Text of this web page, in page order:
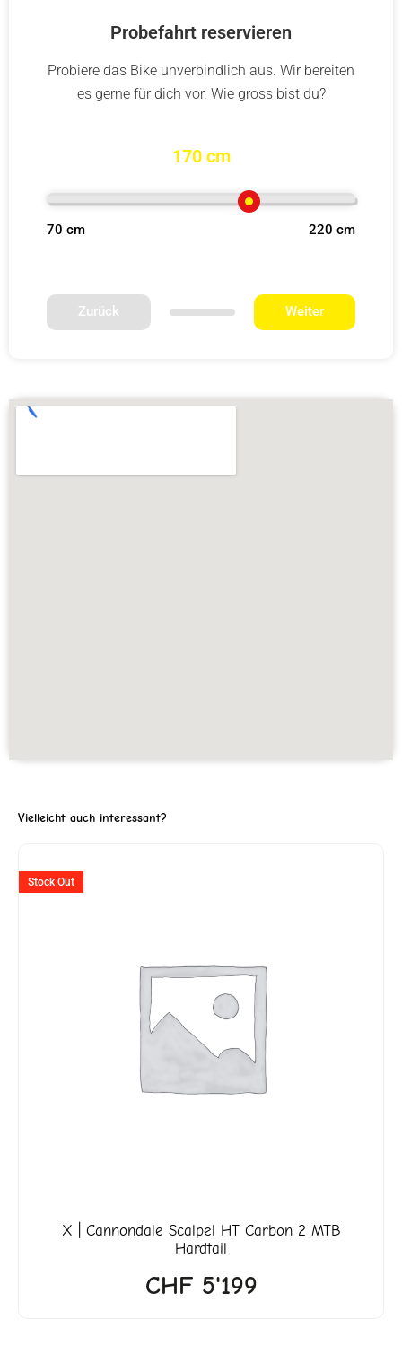
Probefahrt reservieren
Probiere das Bike unverbindlich aus. Wir bereiten
es gerne für dich vor. Wie gross bist du?
170 cm
70 cm 220 cm
Zurück Weiter
Vielleicht auch interessant?
Stock Out
X | Cannondale Scalpel HT Carbon 2 MTB
Hardtail
CHF5'199